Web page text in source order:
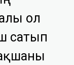
ол
сатып